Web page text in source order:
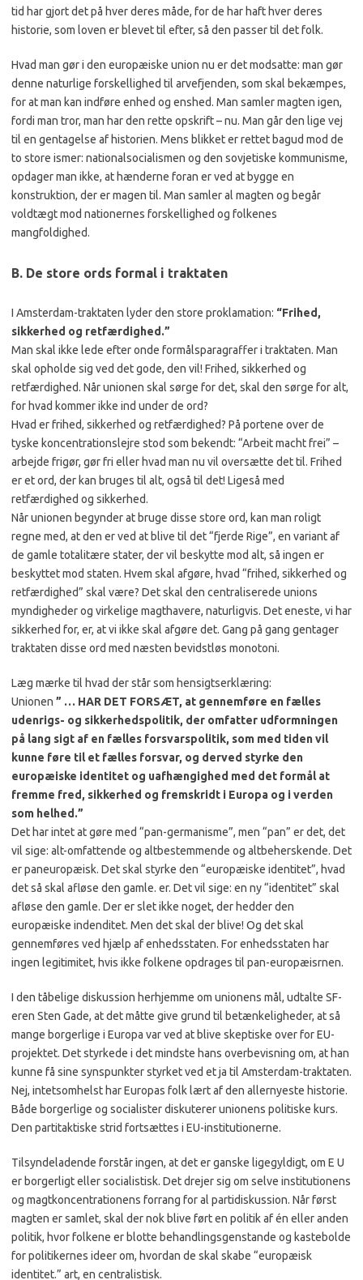
tid har gjort det på hver deres måde, for de har haft hver deres
historie, som loven er blevet til efter, så den passer til det folk.
Hvad man gør i den europæiske union nu er det modsatte: man gør
denne naturlige forskellighed til arvefjenden, som skal bekæmpes,
for at man kan indføre enhed og enshed. Man samler magten igen,
fordi man tror, man har den rette opskrift – nu. Man går den lige vej
til en gentagelse af historien. Mens blikket er rettet bagud mod de
to store ismer: nationalsocialismen og den sovjetiske kommunisme,
opdager man ikke, at hænderne foran er ved at bygge en
konstruktion, der er magen til. Man samler al magten og begår
voldtægt mod nationernes forskellighed og folkenes
mangfoldighed.
B. De store ords formal i traktaten
I Amsterdam-traktaten lyder den store proklamation: “Frihed,
sikkerhed og retfærdighed.”
Man skal ikke lede efter onde formålsparagraffer i traktaten. Man
skal opholde sig ved det gode, den vil! Frihed, sikkerhed og
retfærdighed. Når unionen skal sørge for det, skal den sørge for alt,
for hvad kommer ikke ind under de ord?
Hvad er frihed, sikkerhed og retfærdighed? På portene over de
tyske koncentrationslejre stod som bekendt: “Arbeit macht frei” –
arbejde frigør, gør fri eller hvad man nu vil oversætte det til. Frihed
er et ord, der kan bruges til alt, også til det! Ligeså med
retfærdighed og sikkerhed.
Når unionen begynder at bruge disse store ord, kan man roligt
regne med, at den er ved at blive til det “fjerde Rige”, en variant af
de gamle totalitære stater, der vil beskytte mod alt, så ingen er
beskyttet mod staten. Hvem skal afgøre, hvad “frihed, sikkerhed og
retfærdighed” skal være? Det skal den centraliserede unions
myndigheder og virkelige magthavere, naturligvis. Det eneste, vi har
sikkerhed for, er, at vi ikke skal afgøre det. Gang på gang gentager
traktaten disse ord med næsten bevidstløs monotoni.
Læg mærke til hvad der står som hensigtserklæring:
Unionen ” … HAR DET FORSÆT, at gennemføre en fælles
udenrigs- og sikkerhedspolitik, der omfatter udformningen
på lang sigt af en fælles forsvarspolitik, som med tiden vil
kunne føre til et fælles forsvar, og derved styrke den
europæiske identitet og uafhængighed med det formål at
fremme fred, sikkerhed og fremskridt i Europa og i verden
som helhed.”
Det har intet at gøre med “pan-germanisme”, men “pan” er det, det
vil sige: alt-omfattende og altbestemmende og altbeherskende. Det
er paneuropæisk. Det skal styrke den “europæiske identitet”, hvad
det så skal afløse den gamle. er. Det vil sige: en ny “identitet” skal
afløse den gamle. Der er slet ikke noget, der hedder den
europæiske indenditet. Men det skal der blive! Og det skal
gennemføres ved hjælp af enhedsstaten. For enhedsstaten har
ingen legitimitet, hvis ikke folkene opdrages til pan-europæisrnen.
I den tåbelige diskussion herhjemme om unionens mål, udtalte SF-
eren Sten Gade, at det måtte give grund til betænkeligheder, at så
mange borgerlige i Europa var ved at blive skeptiske over for EU-
projektet. Det styrkede i det mindste hans overbevisning om, at han
kunne få sine synspunkter styrket ved et ja til Amsterdam-traktaten.
Nej, intetsomhelst har Europas folk lært af den allernyeste historie.
Både borgerlige og socialister diskuterer unionens politiske kurs.
Den partitaktiske strid fortsættes i EU-institutionerne.
Tilsyndeladende forstår ingen, at det er ganske ligegyldigt, om E U
er borgerligt eller socialistisk. Det drejer sig om selve institutionens
og magtkoncentrationens forrang for al partidiskussion. Når først
magten er samlet, skal der nok blive ført en politik af én eller anden
politik, hvor folkene er blotte behandlingsgenstande og kastebolde
for politikernes ideer om, hvordan de skal skabe “europæisk
identitet.” art, en centralistisk.